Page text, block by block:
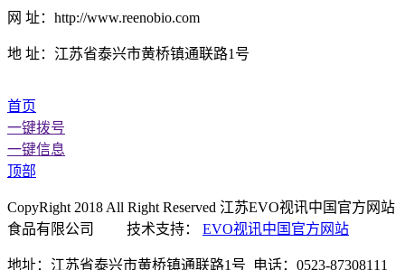
网 址：http://www.reenobio.com
地 址：江苏省泰兴市黄桥镇通联路1号
首页
一键拨号
一键信息
顶部
CopyRight 2018 All Right Reserved 江苏EVO视讯中国官方网站
食品有限公司 技术支持： EVO视讯中国官方网站
地址：江苏省泰兴市黄桥镇通联路1号 电话：0523-87308111